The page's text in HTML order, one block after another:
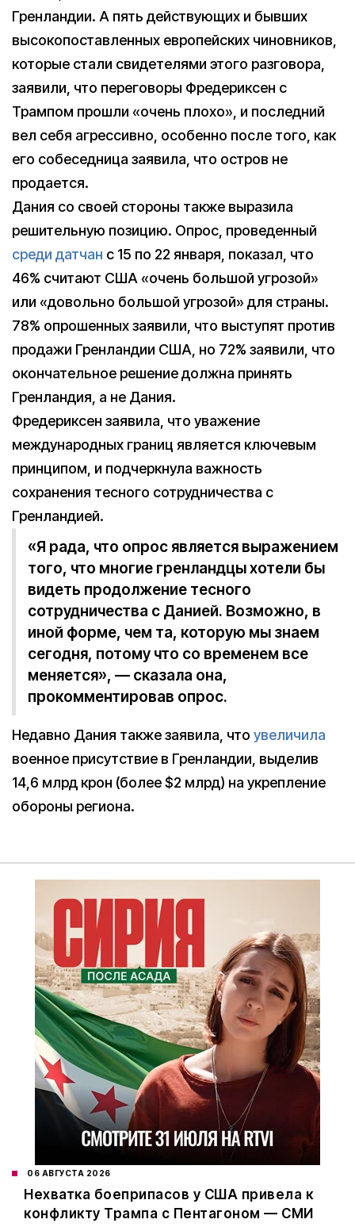
Гренландии. А пять действующих и бывших
высокопоставленных европейских чиновников,
которые стали свидетелями этого разговора,
заявили, что переговоры Фредериксен с
Трампом прошли «очень плохо», и последний
вел себя агрессивно, особенно после того, как
его собеседница заявила, что остров не
продается.
Дания со своей стороны также выразила
решительную позицию. Опрос, проведенный
среди датчан с 15 по 22 января, показал, что
46% считают США «очень большой угрозой»
или «довольно большой угрозой» для страны.
78% опрошенных заявили, что выступят против
продажи Гренландии США, но 72% заявили, что
окончательное решение должна принять
Гренландия, а не Дания.
Фредериксен заявила, что уважение
международных границ является ключевым
принципом, и подчеркнула важность
сохранения тесного сотрудничества с
Гренландией.
«Я рада, что опрос является выражением
того, что многие гренландцы хотели бы
видеть продолжение тесного
сотрудничества с Данией. Возможно, в
иной форме, чем та, которую мы знаем
сегодня, потому что со временем все
меняется», — сказала она,
прокомментировав опрос.
Недавно Дания также заявила, что увеличила
военное присутствие в Гренландии, выделив
14,6 млрд крон (более $2 млрд) на укрепление
обороны региона.
06 АВГУСТА 2026
Нехватка боеприпасов у США привела к
конфликту Трампа с Пентагоном — СМИ